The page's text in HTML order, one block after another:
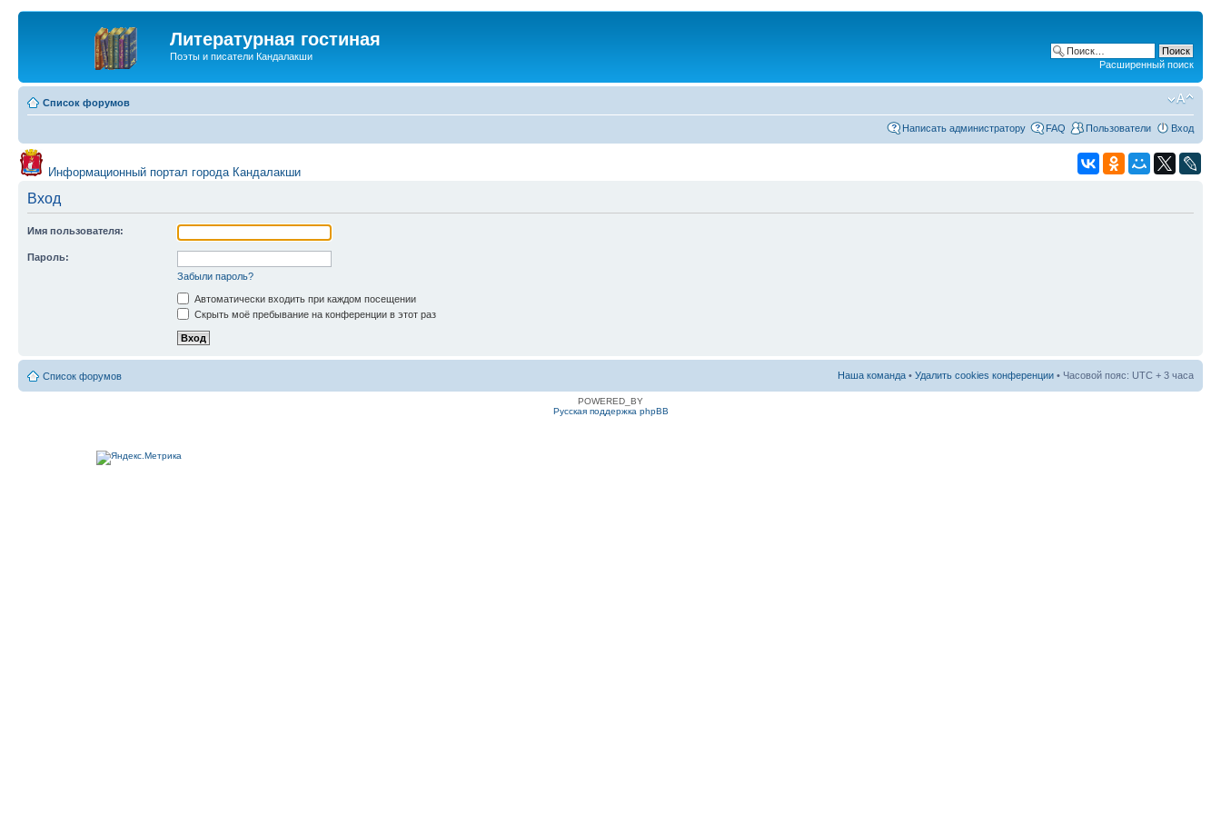
Литературная гостиная
Поэты и писатели Кандалакши
Расширенный поиск
Список форумов
Написать администратору FAQ Пользователи Вход
Информационный портал города Кандалакши
Вход
Имя пользователя:
Пароль:
Забыли пароль?
Автоматически входить при каждом посещении
Скрыть моё пребывание на конференции в этот раз
Список форумов Наша команда • Удалить cookies конференции • Часовой пояс: UTC + 3 часа
POWERED_BY
Русская поддержка phpBB